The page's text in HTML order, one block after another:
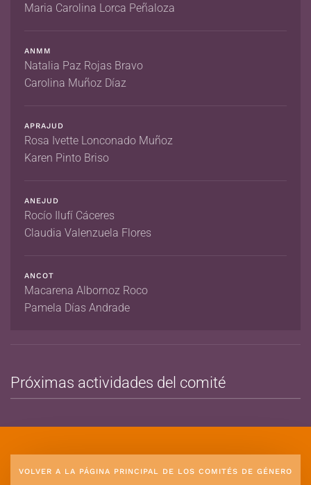
Maria Carolina Lorca Peñaloza
ANMM
Natalia Paz Rojas Bravo
Carolina Muñoz Díaz
APRAJUD
Rosa Ivette Lonconado Muñoz
Karen Pinto Briso
ANEJUD
Rocío Ilufí Cáceres
Claudia Valenzuela Flores
ANCOT
Macarena Albornoz Roco
Pamela Días Andrade
Próximas actividades del comité
VOLVER A LA PÁGINA PRINCIPAL DE LOS COMITÉS DE GÉNERO